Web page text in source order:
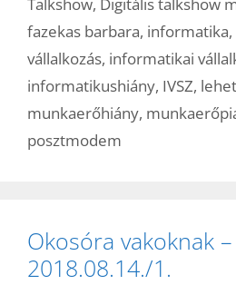
Talkshow, Digitális talkshow
fazekas barbara, informatika,
vállalkozás, informatikai
informatikushiány, IVSZ,
munkaerőhiány,
posztmodem
Okosóra vakoknak
2018.08.14./1.